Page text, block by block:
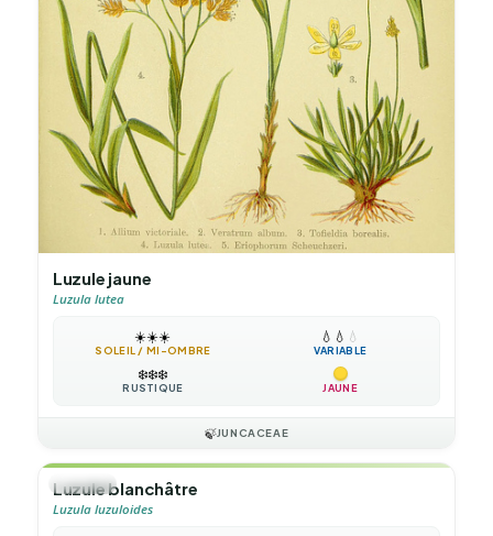
Luzule jaune
Luzula lutea
☀️☀️☀️
SOLEIL / MI-OMBRE
💧 💧 💧
VARIABLE
❄️❄️❄️
RUSTIQUE JAUNE
🍃JUNCACEAE
🌿HERBE
Luzule blanchâtre
Luzula luzuloides